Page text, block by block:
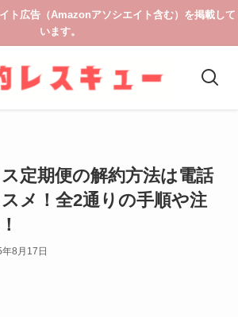
ト広告（Amazonアソシエイト含む）を掲載して
います。
定期便の解約方法は電話
メ！全2通りの手順や注
8月17日